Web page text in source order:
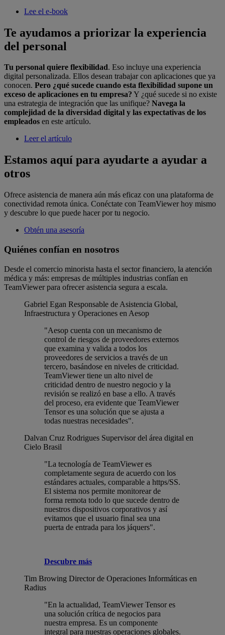
Lee el e-book
Te ayudamos a priorizar la experiencia
del personal
Tu personal quiere flexibilidad. Eso incluye una experiencia
digital personalizada. Ellos desean trabajar con aplicaciones que ya
conocen. Pero ¿qué sucede cuando esta flexibilidad supone un
exceso de aplicaciones en tu empresa? Y ¿qué sucede si no existe
una estrategia de integración que las unifique? Navega la
complejidad de la diversidad digital y las expectativas de los
empleados en este artículo.
Leer el artículo
Estamos aquí para ayudarte a ayudar a
otros
Ofrece asistencia de manera aún más eficaz con una plataforma de
conectividad remota única. Conéctate con TeamViewer hoy mismo
y descubre lo que puede hacer por tu negocio.
Obtén una asesoría
Quiénes confían en nosotros
Desde el comercio minorista hasta el sector financiero, la atención
médica y más: empresas de múltiples industrias confían en
TeamViewer para ofrecer asistencia segura a escala.
Gabriel Egan Responsable de Asistencia Global,
Infraestructura y Operaciones en Aesop
"Aesop cuenta con un mecanismo de
control de riesgos de proveedores externos
que examina y valida a todos los
proveedores de servicios a través de un
tercero, basándose en niveles de criticidad.
TeamViewer tiene un alto nivel de
criticidad dentro de nuestro negocio y la
revisión se realizó en base a ello. A través
del proceso, era evidente que TeamViewer
Tensor es una solución que se ajusta a
todas nuestras necesidades".
Dalvan Cruz Rodrigues Supervisor del área digital en
Cielo Brasil
"La tecnología de TeamViewer es
completamente segura de acuerdo con los
estándares actuales, comparable a https/SS.
El sistema nos permite monitorear de
forma remota todo lo que sucede dentro de
nuestros dispositivos corporativos y así
evitamos que el usuario final sea una
puerta de entrada para los jáquers".
Descubre más
Tim Browing Director de Operaciones Informáticas en
Radius
"En la actualidad, TeamViewer Tensor es
una solución crítica de negocios para
nuestra empresa. Es un componente
integral para nuestras operaciones globales.